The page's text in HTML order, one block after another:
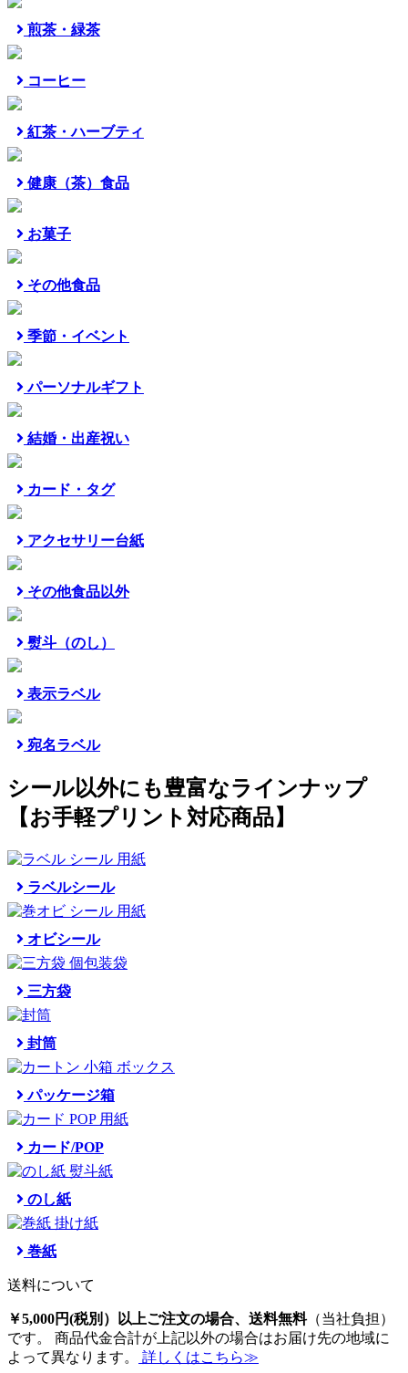
煎茶・緑茶
コーヒー
紅茶・ハーブティ
健康（茶）食品
お菓子
その他食品
季節・イベント
パーソナルギフト
結婚・出産祝い
カード・タグ
アクセサリー台紙
その他食品以外
熨斗（のし）
表示ラベル
宛名ラベル
シール以外にも豊富なラインナップ
【お手軽プリント対応商品】
ラベルシール
オビシール
三方袋
封筒
パッケージ箱
カード/POP
のし紙
巻紙
送料について
￥5,000円(税別）以上ご注文の場合、送料無料（当社負担）
です。 商品代金合計が上記以外の場合はお届け先の地域に
よって異なります。
詳しくはこちら≫